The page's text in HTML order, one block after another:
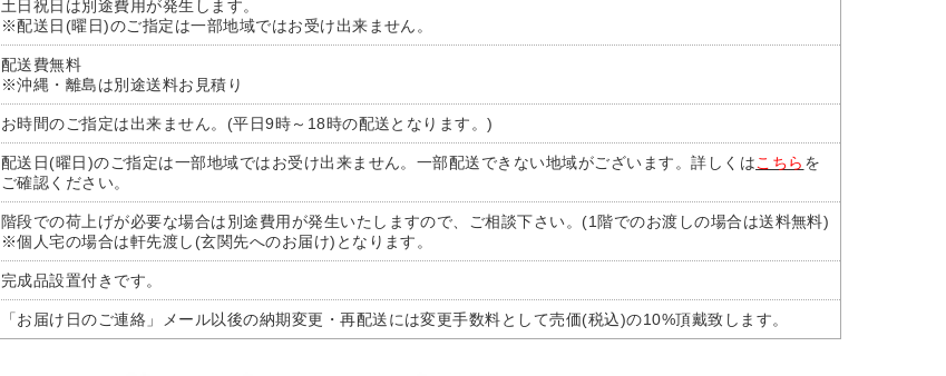
土日祝日は別途費用が発生します。
※配送日(曜日)のご指定は一部地域ではお受け出来ません。
配送費無料
※沖縄・離島は別途送料お見積り
お時間のご指定は出来ません。(平日9時～18時の配送となります。)
配送日(曜日)のご指定は一部地域ではお受け出来ません。一部配送できない地域がございます。詳しくはこちら を
ご確認ください。
階段での荷上げが必要な場合は別途費用が発生いたしますので、ご相談下さい。(1階でのお渡しの場合は送料無料)
※個人宅の場合は軒先渡し(玄関先へのお届け)となります。
完成品設置付きです。
「お届け日のご連絡」メール以後の納期変更・再配送には変更手数料として売価(税込)の10%頂戴致します。